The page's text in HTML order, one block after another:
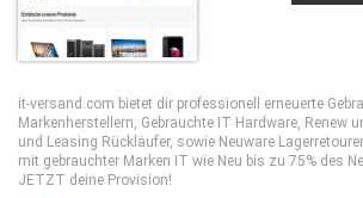
it-versand.com bietet dir professionell erneuerte
Markenherstellern, Gebrauchte IT Hardware, Renew
und Leasing Rückläufer, sowie Neuware
mit gebrauchter Marken IT wie Neu bis zu 75% des
JETZT deine Provision!